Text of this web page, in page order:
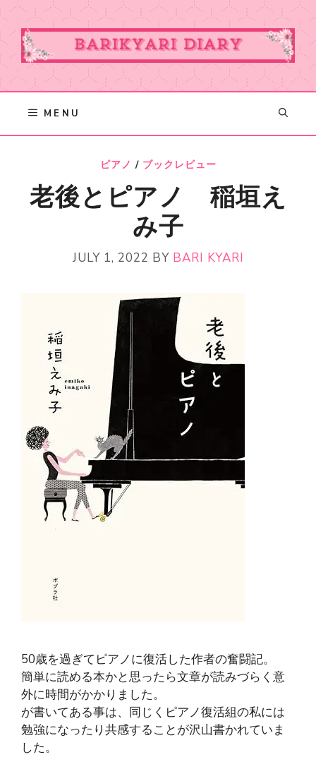
Skip
to
content
MENU
ピアノ / ブックレビュー
老後とピアノ 稲垣え
み子
JULY 1, 2022 BY BARI KYARI
50歳を過ぎてピアノに復活した作者の奮闘記。
簡単に読める本かと思ったら文章が読みづらく意
外に時間がかかりました。
が書いてある事は、同じくピアノ復活組の私には
勉強になったり共感することが沢山書かれていま
した。